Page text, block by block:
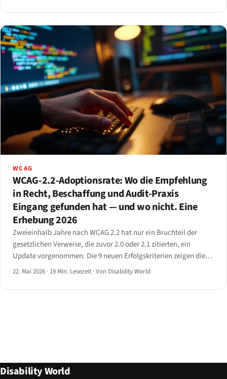
WCAG
WCAG-2.2-Adoptionsrate: Wo die Empfehlung
in Recht, Beschaffung und Audit-Praxis
Eingang gefunden hat — und wo nicht. Eine
Erhebung 2026
Zweieinhalb Jahre nach WCAG 2.2 hat nur ein Bruchteil der
gesetzlichen Verweise, die zuvor 2.0 oder 2.1 zitierten, ein
Update vorgenommen. Die 9 neuen Erfolgskriterien zeigen die
Lücke — Fokusdarstellung, Zielgröße, Ziehbewegungen,
22. Mai 2026 · 19 Min. Lesezeit ·Von Disability World
Disability World